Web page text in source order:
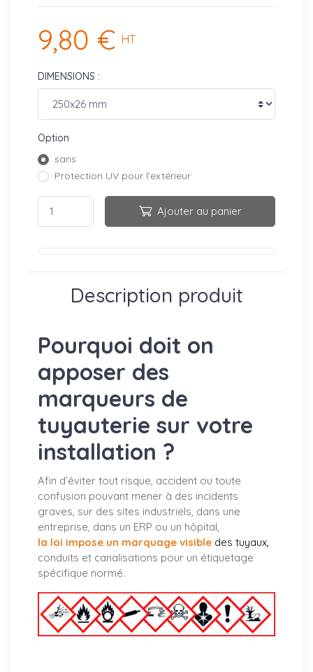
9,80 € HT
DIMENSIONS :
Option
sans
Protection UV pour l'extérieur
Ajouter au panier
Description produit
Pourquoi doit on
apposer des
marqueurs de
tuyauterie sur votre
installation ?
Afin d’éviter tout risque, accident ou toute
confusion pouvant mener à des incidents
graves, sur des sites industriels, dans une
entreprise, dans un ERP ou un hôpital,
la loi impose un marquage visible des tuyaux,
conduits et canalisations pour un étiquetage
spécifique normé.